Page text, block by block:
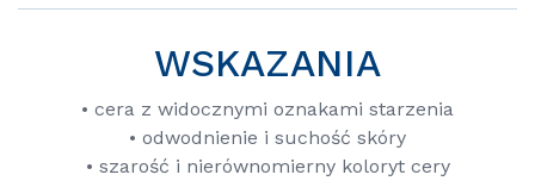
WSKAZANIA
• cera z widocznymi oznakami starzenia
• odwodnienie i suchość skóry
• szarość i nierównomierny koloryt cery